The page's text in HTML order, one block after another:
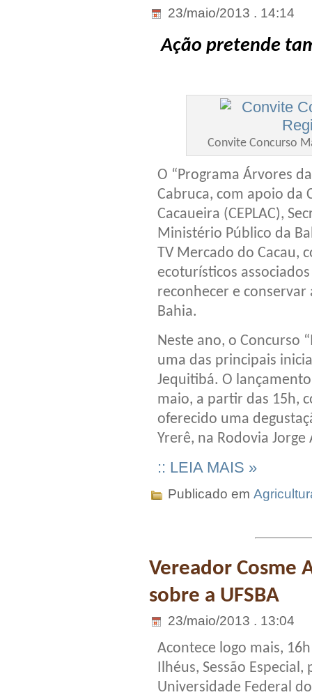
23/maio/2013 . 14:14
Ação pretende
Convite Concurso
O “Programa Árvores
Cabruca, com apoio da
Cacaueira (CEPLAC),
Ministério Público da
TV Mercado do Cacau,
ecoturísticos
reconhecer e conservar
Bahia.
Neste ano, o Concurso
uma das principais
Jequitibá. O
maio, a partir das 15h,
oferecido uma
Yrerê, na Rodovia
:: LEIA MAIS »
Publicado em
Vereador Cosme
sobre a UFSBA
23/maio/2013 . 13:04
Acontece logo mais,
Ilhéus, Sessão
Universidade Federal